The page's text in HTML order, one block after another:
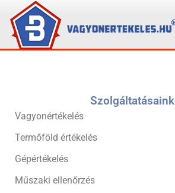
Szolgáltatásaink
Vagyonértékelés
Termőföld értékelés
Gépértékelés
Műszaki ellenőrzés